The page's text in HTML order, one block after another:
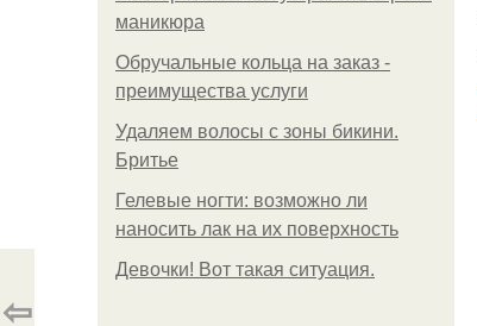
маникюра
Обручальные кольца на заказ -
преимущества услуги
Удаляем волосы с зоны бикини.
Бритье
Гелевые ногти: возможно ли
наносить лак на их поверхность
Девочки! Вот такая ситуация.
⇦